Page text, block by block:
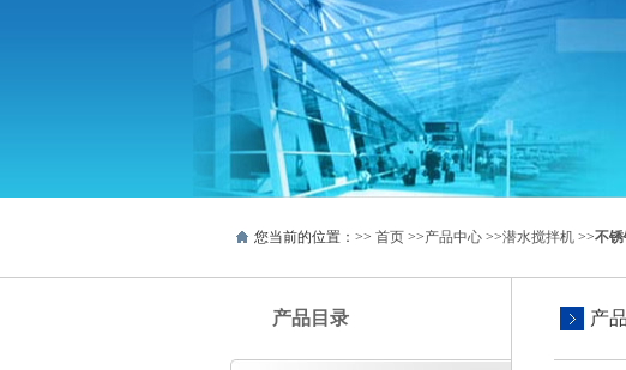
您当前的位置：>> 首页 >>产品中心 >>潜水搅拌机 >>不
产品目录 产